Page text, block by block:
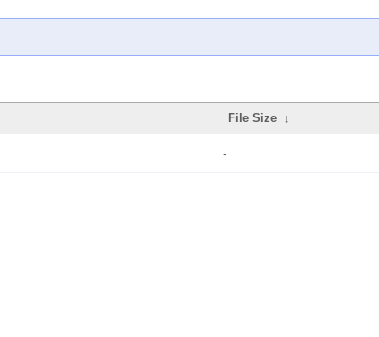
File Size ↓
-